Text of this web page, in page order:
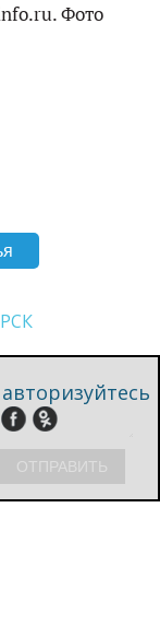
Фото
авторизуйтесь